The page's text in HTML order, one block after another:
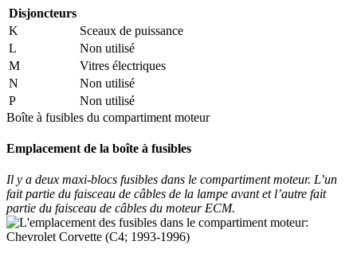
Disjoncteurs
K
Sceaux de puissance
L
Non utilisé
M
Vitres électriques
N
Non utilisé
P
Non utilisé
Boîte à fusibles du compartiment moteur
Emplacement de la boîte à fusibles
Il y a deux maxi-blocs fusibles dans le compartiment moteur. L’un
fait partie du faisceau de câbles de la lampe avant et l’autre fait
partie du faisceau de câbles du moteur ECM.